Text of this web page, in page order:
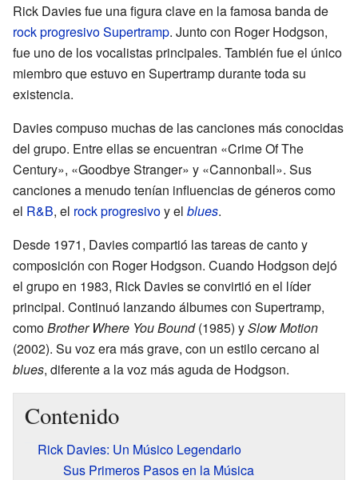
Rick Davies fue una figura clave en la famosa banda de
rock progresivoSupertramp. Junto con Roger Hodgson,
fue uno de los vocalistas principales. También fue el único
miembro que estuvo en Supertramp durante toda su
existencia.
Davies compuso muchas de las canciones más conocidas
del grupo. Entre ellas se encuentran «Crime Of The
Century», «Goodbye Stranger» y «Cannonball». Sus
canciones a menudo tenían influencias de géneros como
el R&B, el rock progresivoy el blues.
Desde 1971, Davies compartió las tareas de canto y
composición con Roger Hodgson. Cuando Hodgson dejó
el grupo en 1983, Rick Davies se convirtió en el líder
principal. Continuó lanzando álbumes con Supertramp,
comoBrother Where You Bound(1985) ySlow Motion
(2002). Su voz era más grave, con un estilo cercano al
blues, diferente a la voz más aguda de Hodgson.
Contenido
Rick Davies: Un Músico Legendario
Sus Primeros Pasos en la Música